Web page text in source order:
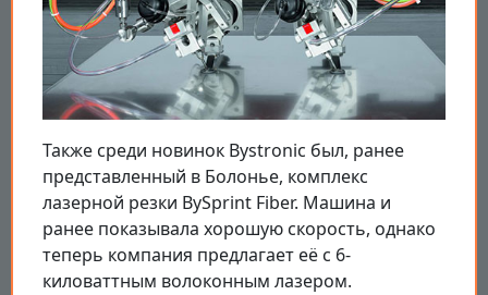
Также среди новинок Bystronic был, ранее
представленный в Болонье, комплекс
лазерной резки BySprint Fiber. Машина и
ранее показывала хорошую скорость, однако
теперь компания предлагает её с 6-
киловаттным волоконным лазером.